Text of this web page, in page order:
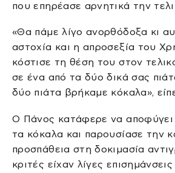
που επηρέασε αρνητικά την
«Θα πάμε λίγο ανορθόδοξα κι
αστοχία και η απροσεξία του
κόστισε τη θέση του στον
σε ένα από τα δύο δικά σας
δύο πιάτα βρήκαμε κόκαλα»,
Ο Πάνος κατάφερε να αποφύγει
τα κόκαλα και παρουσίασε την
προσπάθεια στη δοκιμασία
κριτές είχαν λίγες